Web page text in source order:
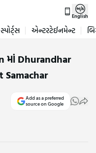
English
સ્પોર્ટ્સ એન્ટરટેઈનમેન્ટ
માં Dhurandhar
Samachar
Add as a preferred
source on Google